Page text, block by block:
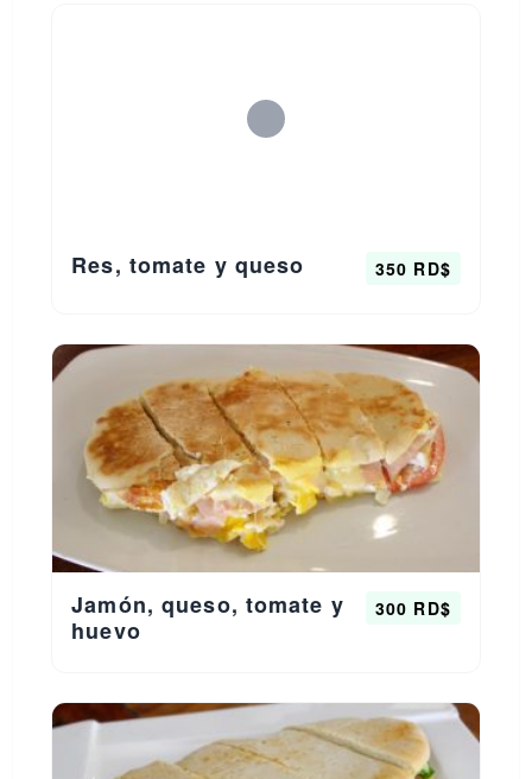
Res, tomate y queso 350 RD$
Jamón, queso, tomate y
huevo
300 RD$